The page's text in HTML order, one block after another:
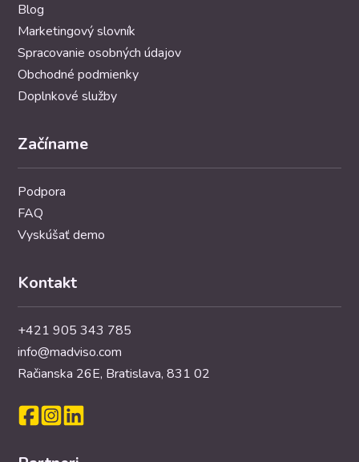
Blog
Marketingový slovník
Spracovanie osobných údajov
Obchodné podmienky
Doplnkové služby
Začíname
Podpora
FAQ
Vyskúšať demo
Kontakt
+421 905 343 785
info@madviso.com
Račianska 26E, Bratislava, 831 02